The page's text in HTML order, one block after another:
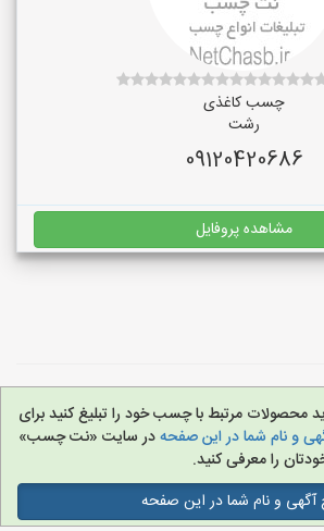
چسب کاغذی
رشت
09120420686
مشاهده پروفایل
محصولات مرتبط با چسب خود را تبلیغ کنید برای
و نام شما در این صفحهدر سایت «نت چسب»
را معرفی کنید.
آگهی و نام شما در این صفحه